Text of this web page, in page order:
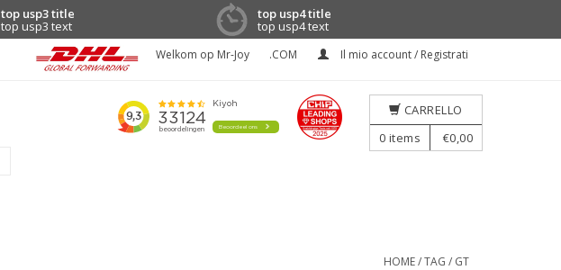
top usp3 title
top usp3 text
top usp4 title
top usp4 text
Welkom op Mr-Joy .COM Il mio account / Registrati
CARRELLO
0 items €0,00
HOME/TAG / GT